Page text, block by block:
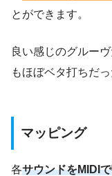
とができます。
良い感じのグルー
もほぼベタ打ちだっ
マッピング
各サウンドをMIDI